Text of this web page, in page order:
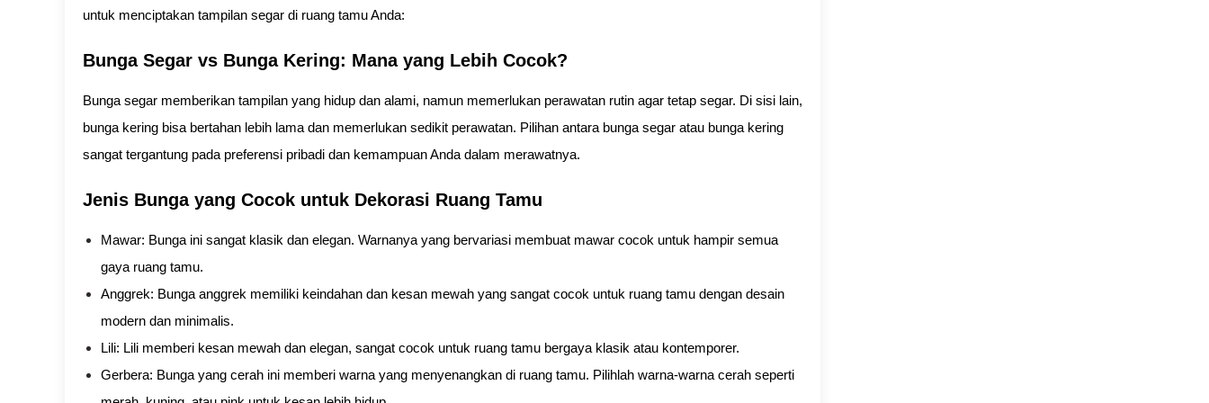
untuk menciptakan tampilan segar di ruang tamu Anda:
Bunga Segar vs Bunga Kering: Mana yang Lebih Cocok?
Bunga segar memberikan tampilan yang hidup dan alami, namun memerlukan perawatan rutin agar tetap segar. Di sisi lain,
bunga kering bisa bertahan lebih lama dan memerlukan sedikit perawatan. Pilihan antara bunga segar atau bunga kering
sangat tergantung pada preferensi pribadi dan kemampuan Anda dalam merawatnya.
Jenis Bunga yang Cocok untuk Dekorasi Ruang Tamu
Mawar: Bunga ini sangat klasik dan elegan. Warnanya yang bervariasi membuat mawar cocok untuk hampir semua
gaya ruang tamu.
Anggrek: Bunga anggrek memiliki keindahan dan kesan mewah yang sangat cocok untuk ruang tamu dengan desain
modern dan minimalis.
Lili: Lili memberi kesan mewah dan elegan, sangat cocok untuk ruang tamu bergaya klasik atau kontemporer.
Gerbera: Bunga yang cerah ini memberi warna yang menyenangkan di ruang tamu. Pilihlah warna-warna cerah seperti